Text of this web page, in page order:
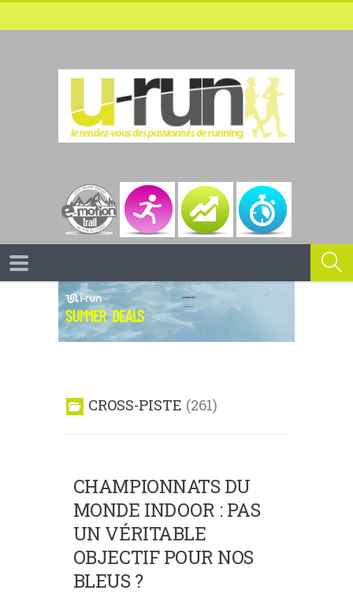
CROSS-PISTE 261
CHAMPIONNATS DU
MONDE INDOOR : PAS
UN VÉRITABLE
OBJECTIF POUR NOS
BLEUS ?